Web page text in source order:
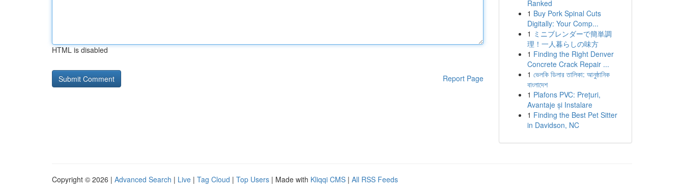
HTML is disabled
Report Page
Ranked
1 Buy Pork Spinal Cuts
Digitally: Your Comp...
1 ミニブレンダーで簡単調
理！一人暮らしの味方
1 Finding the Right Denver
Concrete Crack Repair ...
1 ভেলকি ডিলার তালিকা: আনুষ্ঠানিক
বাংলাদেশ
1 Plafons PVC: Prețuri,
Avantaje și Instalare
1 Finding the Best Pet Sitter
in Davidson, NC
Copyright © 2026 | Advanced Search | Live | Tag Cloud | Top Users | Made with Kliqqi CMS | All RSS Feeds